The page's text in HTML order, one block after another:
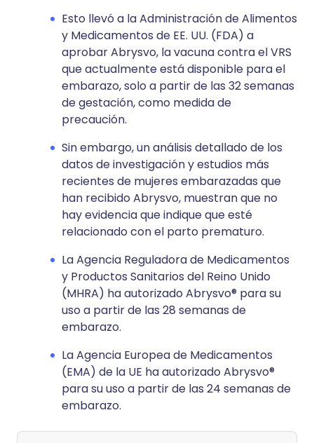
Esto llevó a la Administración de Alimentos
y Medicamentos de EE. UU. (FDA) a
aprobar Abrysvo, la vacuna contra el VRS
que actualmente está disponible para el
embarazo, solo a partir de las 32 semanas
de gestación, como medida de
precaución.
Sin embargo, un análisis detallado de los
datos de investigación y estudios más
recientes de mujeres embarazadas que
han recibido Abrysvo, muestran que no
hay evidencia que indique que esté
relacionado con el parto prematuro.
La Agencia Reguladora de Medicamentos
y Productos Sanitarios del Reino Unido
(MHRA) ha autorizado Abrysvo® para su
uso a partir de las 28 semanas de
embarazo.
La Agencia Europea de Medicamentos
(EMA) de la UE ha autorizado Abrysvo®
para su uso a partir de las 24 semanas de
embarazo.